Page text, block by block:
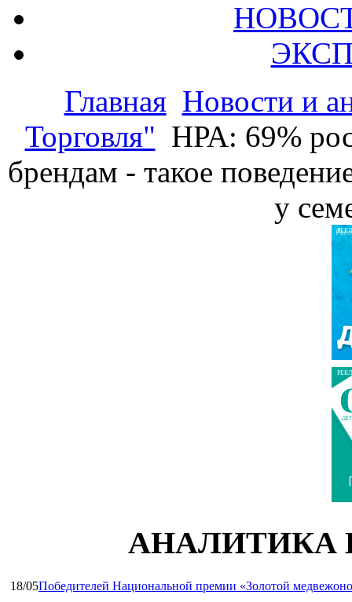
Главная Новости и
Торговля" НРА: 69%
брендам - такое
у
АНАЛИТИКА
18/05Победителей Национальной премии «Золотой